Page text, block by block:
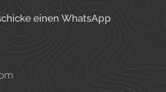
einen WhatsApp